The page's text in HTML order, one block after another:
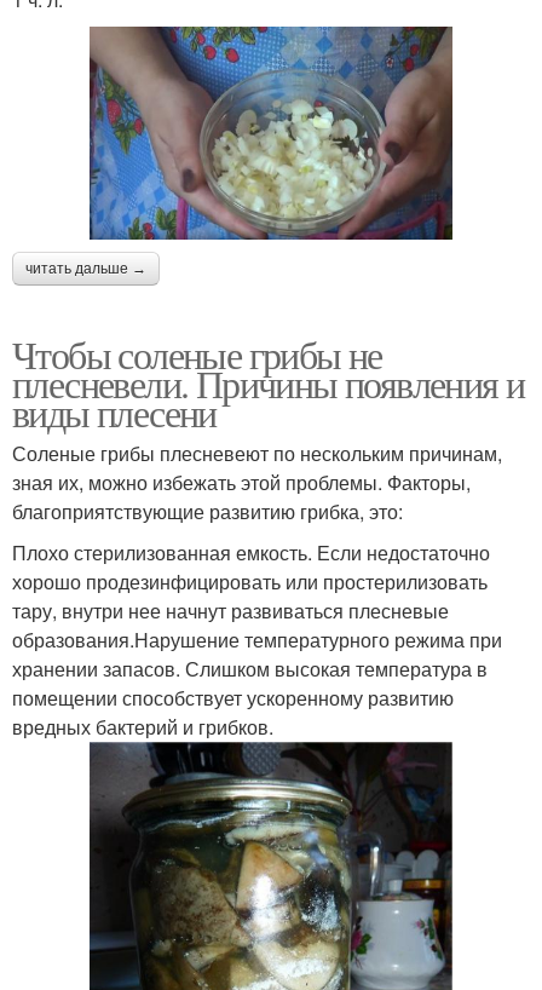
читать дальше →
Чтобы соленые грибы не
плесневели. Причины появления и
виды плесени
Соленые грибы плесневеют по нескольким причинам,
зная их, можно избежать этой проблемы. Факторы,
благоприятствующие развитию грибка, это:
Плохо стерилизованная емкость. Если недостаточно
хорошо продезинфицировать или простерилизовать
тару, внутри нее начнут развиваться плесневые
образования.Нарушение температурного режима при
хранении запасов. Слишком высокая температура в
помещении способствует ускоренному развитию
вредных бактерий и грибков.